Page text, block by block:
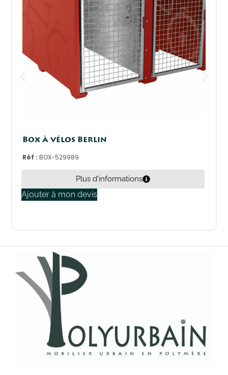
Box à vélos Berlin
Réf :BOX-529989
Plus d'informations
Ajouter à mon devis